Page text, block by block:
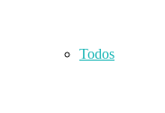
Todos